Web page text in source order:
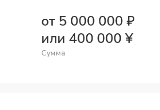
от 5 000 000 ₽
или 400 000 ¥
Сумма